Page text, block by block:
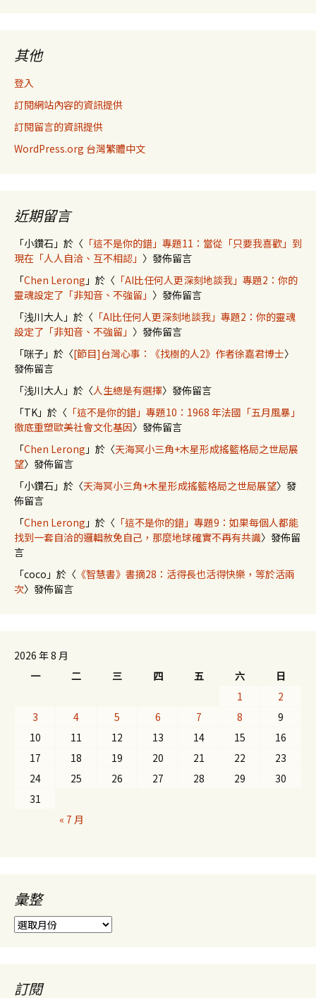
其他
登入
訂閱網站內容的資訊提供
訂閱留言的資訊提供
WordPress.org 台灣繁體中文
近期留言
「小鑽石 」於〈 「這不是你的錯」專題11：當從「只要我喜歡」到
現在「人人自洽、互不相認」 〉發佈留言
「Chen Lerong 」於〈 「AI比任何人更深刻地談我」專題2：你的
靈魂設定了「非知音、不強留」 〉發佈留言
「浅川大人 」於〈 「AI比任何人更深刻地談我」專題2：你的靈魂
設定了「非知音、不強留」 〉發佈留言
「咪子 」於〈[節目]台灣心事：《找樹的人2》作者徐嘉君博士〉
發佈留言
「浅川大人 」於〈人生總是有選擇〉發佈留言
「TK」於〈 「這不是你的錯」專題10：1968 年法國「五月風暴」
徹底重塑歐美社會文化基因〉發佈留言
「Chen Lerong 」於〈天海冥小三角+木星形成搖籃格局之世局展
望〉發佈留言
「小鑽石 」於〈天海冥小三角+木星形成搖籃格局之世局展望〉發
佈留言
「Chen Lerong 」於〈 「這不是你的錯」專題9：如果每個人都能
找到一套自洽的邏輯赦免自己，那麼地球確實不再有共識〉發佈留
言
「coco 」於〈 《智慧書》書摘28：活得長也活得快樂，等於活兩
次〉發佈留言
2026 年 8 月
一
二 三 四 五 六
日
1
2
3
4 5 6 7 8
9
10
11 12 13 14 15
16
17
18 19 20 21 22
23
24
25 26 27 28 29
30
31
« 7 月
彙整
彙
整
訂閱